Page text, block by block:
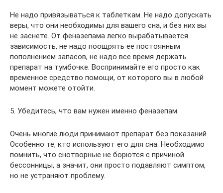
Не надо привязываться к таблеткам. Не надо допускать
веры, что они необходимы для вашего сна, и без них вы
не заснете. От феназепама легко вырабатывается
зависимость, не надо поощрять ее постоянным
пополнением запасов, не надо все время держать
препарат на тумбочке. Воспринимайте его просто как
временное средство помощи, от которого вы в любой
момент можете отойти.
5. Убедитесь, что вам нужен именно феназепам.
Очень многие люди принимают препарат без показаний.
Особенно те, кто используют его для сна. Необходимо
помнить, что снотворные не борются с причиной
бессонницы, а значит, они просто подавляют симптом,
но не устраняют проблему.